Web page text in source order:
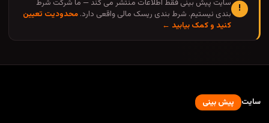
!
سایت پیش بینی فقط اطلاعات منتشر می کند — ما شرکت شرط
بندی نیستیم. شرط بندی ریسک مالی واقعی دارد. محدودیت تعیین
کنید و کمک بیابید ←
سایت پیش بینی